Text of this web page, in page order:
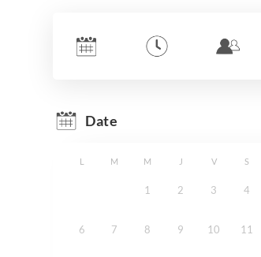
Date
L M M J V S
1 2 3 4
6 7 8 9 10 11